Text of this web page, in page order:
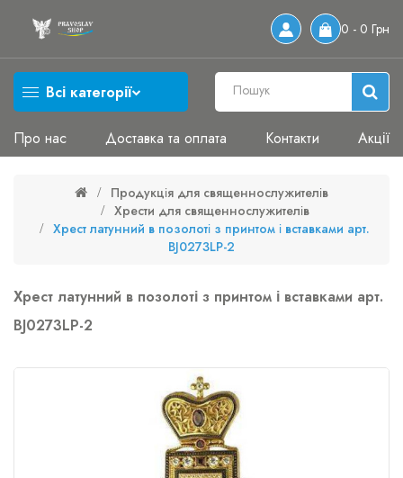
0 - 0 Грн
Всі категорії
Про нас Доставка та оплата Контакти Акції
Продукція для священнослужителів
Хрести для священнослужителів
Хрест латунний в позолоті з принтом і вставками арт.
BJ0273LP-2
Хрест латунний в позолоті з принтом і вставками арт.
BJ0273LP-2